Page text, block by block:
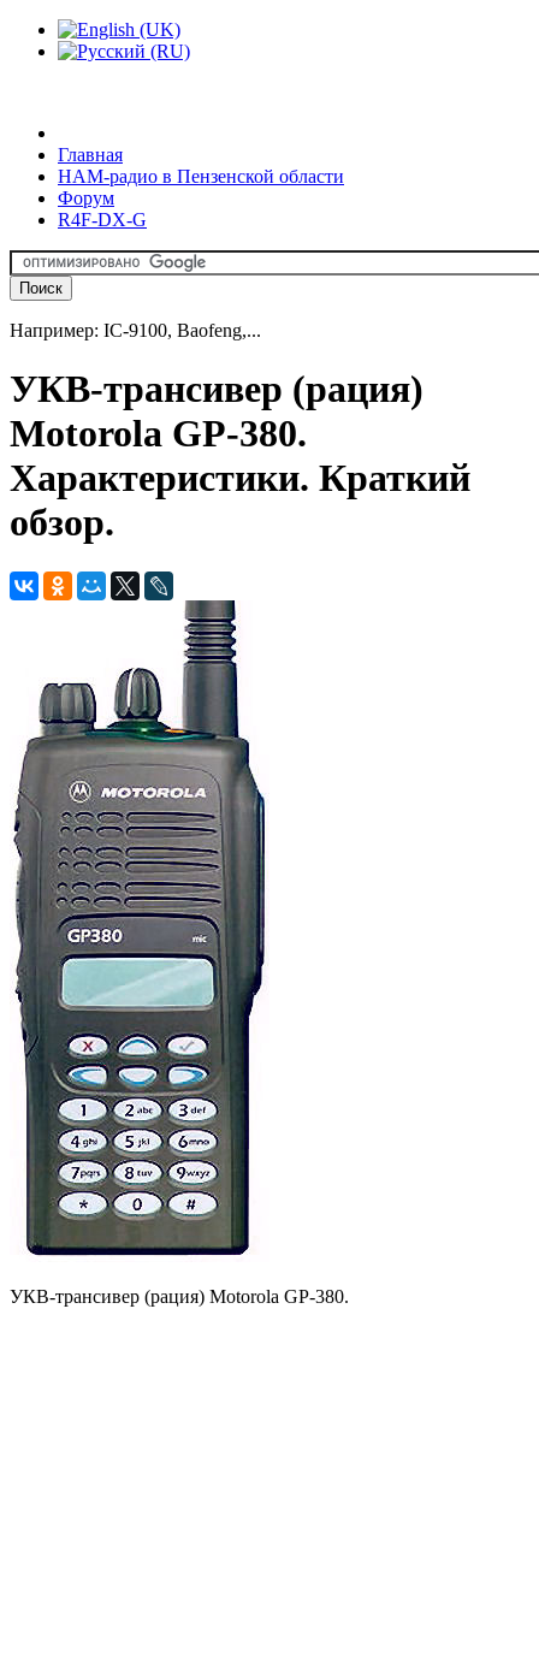
Главная
HAM-радио в Пензенской области
Форум
R4F-DX-G
Например: IC-9100, Baofeng,...
УКВ-трансивер (рация)
Motorola GP-380.
Характеристики. Краткий
обзор.
УКВ-трансивер (рация) Motorola GP-380.